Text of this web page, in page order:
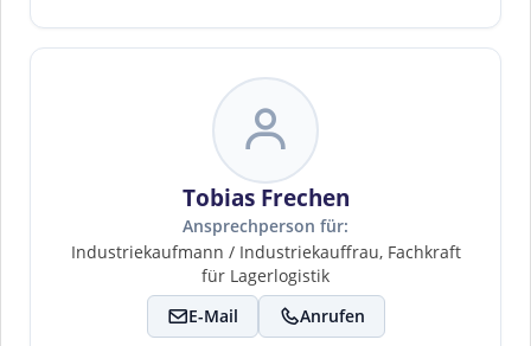
Tobias Frechen
Ansprechperson für:
Industriekaufmann / Industriekauffrau, Fachkraft
für Lagerlogistik
E-Mail
Anrufen